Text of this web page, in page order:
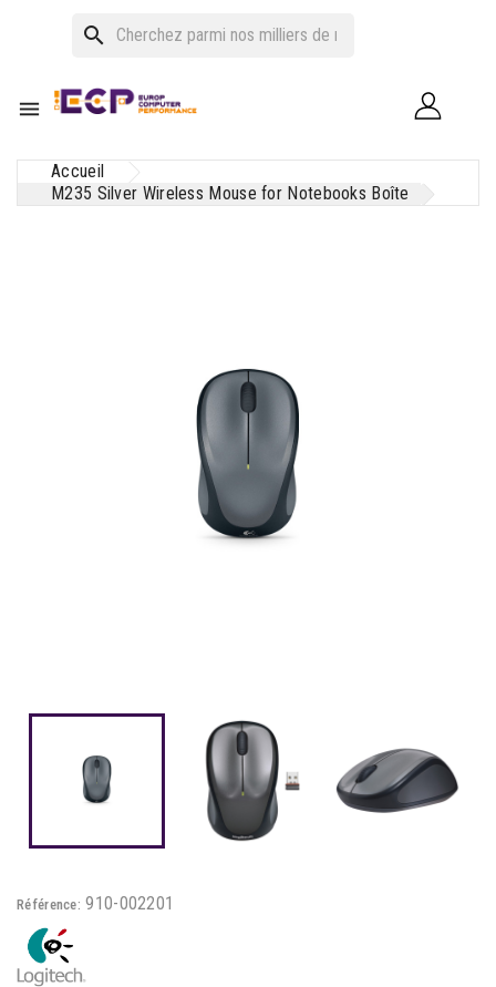
search

Accueil
M235 Silver Wireless Mouse for Notebooks Boîte
Référence: 910-002201